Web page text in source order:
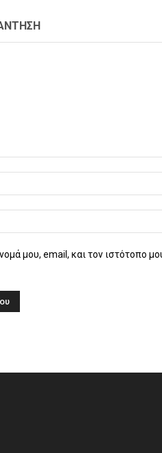
μου, email, και τον ιστότοπο